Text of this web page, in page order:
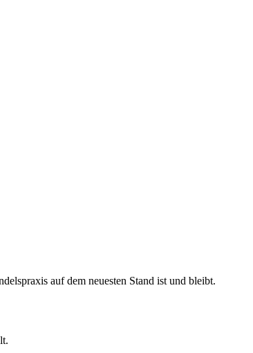
auf dem neuesten Stand ist und bleibt.